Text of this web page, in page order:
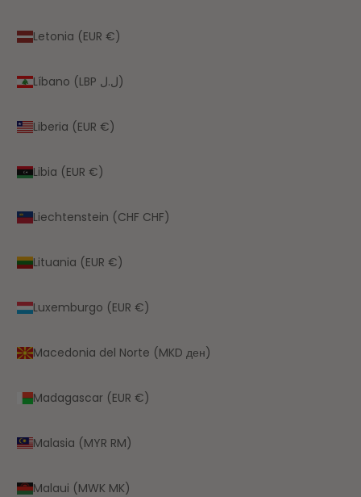
Letonia (EUR €)
Líbano (LBP ل.ل)
Liberia (EUR €)
Libia (EUR €)
Liechtenstein (CHF CHF)
Lituania (EUR €)
Luxemburgo (EUR €)
Macedonia del Norte (MKD ден)
Madagascar (EUR €)
Malasia (MYR RM)
Malaui (MWK MK)